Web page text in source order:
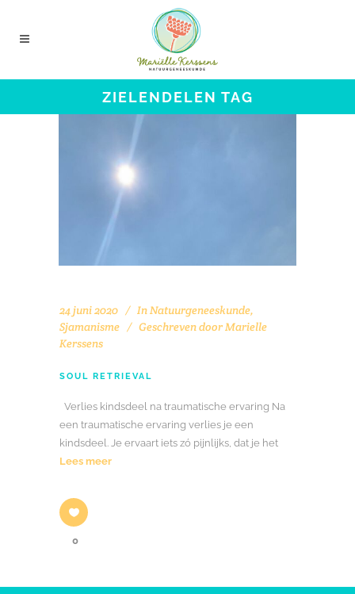
ZIELENDELEN TAG
24 juni 2020 InNatuurgeneeskunde,
Sjamanisme
Geschreven doorMarielle
Kerssens
SOUL RETRIEVAL
Verlies kindsdeel na traumatische ervaring Na
een traumatische ervaring verlies je een
kindsdeel. Je ervaart iets zó pijnlijks, dat je het
Lees meer
0